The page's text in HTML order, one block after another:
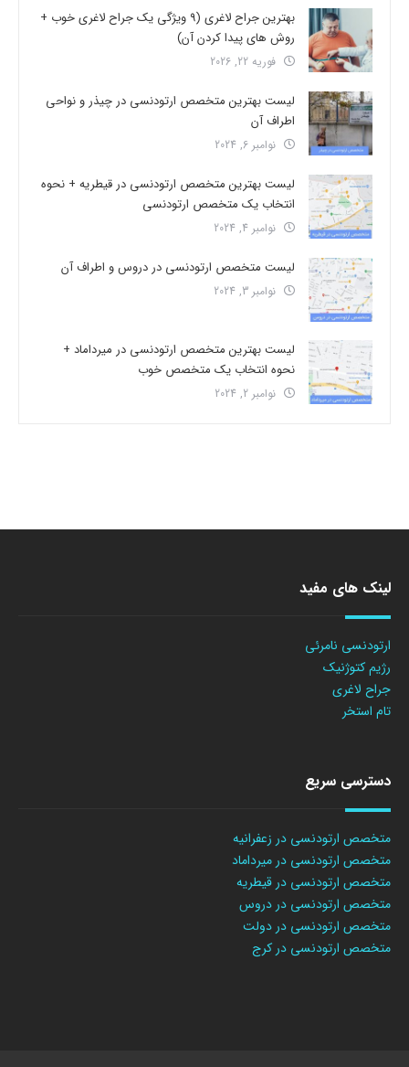
بهترین جراح لاغری (9 ویژگی یک جراح لاغری خوب +
روش های پیدا کردن آن)
فوریه 22, 2026
لیست بهترین متخصص ارتودنسی در چیذر و نواحی
اطراف آن
نوامبر 6, 2024
لیست بهترین متخصص ارتودنسی در قیطریه + نحوه
انتخاب یک متخصص ارتودنسی
نوامبر 4, 2024
لیست متخصص ارتودنسی در دروس و اطراف آن
نوامبر 3, 2024
لیست بهترین متخصص ارتودنسی در میرداماد +
نحوه انتخاب یک متخصص خوب
نوامبر 2, 2024
لینک های مفید
ارتودنسی نامرئی
رژیم کتوژنیک
جراح لاغری
تام استخر
دسترسی سریع
متخصص ارتودنسی در زعفرانیه
متخصص ارتودنسی در میرداماد
متخصص ارتودنسی در قیطریه
متخصص ارتودنسی در دروس
متخصص ارتودنسی در دولت
متخصص ارتودنسی در کرج